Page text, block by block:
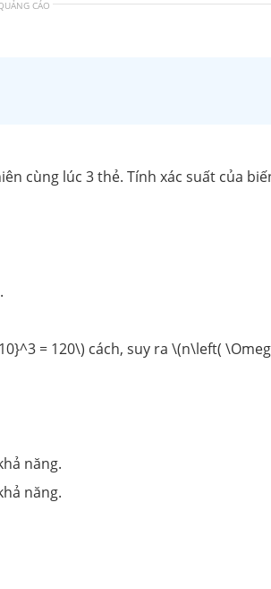
CÁO
lúc 3 thẻ. Tính xác suất của
= 120\) cách, suy ra \(n\left(
năng.
năng.